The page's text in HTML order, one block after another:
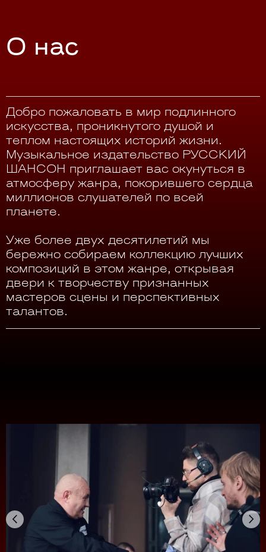
О нас
Добро пожаловать в мир подлинного
искусства, проникнутого душой и
теплом настоящих историй жизни.
Музыкальное издательство РУССКИЙ
ШАНСОН приглашает вас окунуться в
атмосферу жанра, покорившего сердца
миллионов слушателей по всей
планете.
Уже более двух десятилетий мы
бережно собираем коллекцию лучших
композиций в этом жанре, открывая
двери к творчеству признанных
мастеров сцены и перспективных
талантов.